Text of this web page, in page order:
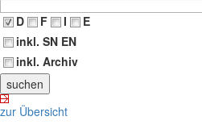
D
F I
E
inkl. SN EN
inkl. Archiv
zur Übersicht